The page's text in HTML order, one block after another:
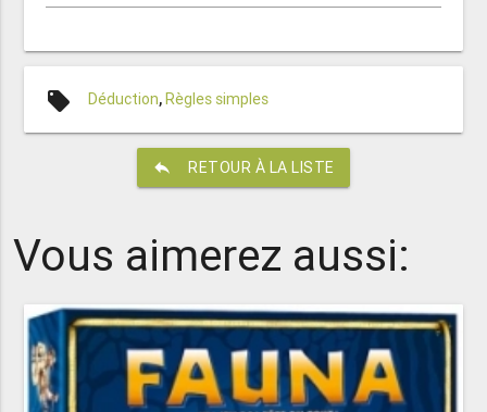
local_offer Déduction, Règles simples
reply RETOUR À LA LISTE
Vous aimerez aussi: